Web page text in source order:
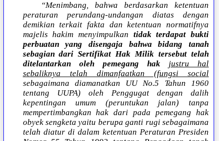
“Menimbang, bahwa berdasarkan ketentuan
peraturan perundang-undangan diatas dengan
demikian terkait fakta dan ketentuan normatifnya
majelis hakim menyimpulkan tidak terdapat bukti
perbuatan yang disengaja bahwa bidang tanah
sebagian dari Sertifikat Hak Milik tersebut telah
ditelantarkan oleh pemegang hak
justru hal
sebaliknya telah dimanfaatkan (fungsi social
sebagaimana diamanatkan UU No.5 Tahun 1960
tentang UUPA) oleh Penggugat dengan dalih
kepentingan umum (peruntukan jalan) tanpa
mempertimbangkan hak dari pada pemegang hak
obyek sengketa yaitu berupa ganti rugi sebagaimana
telah diatur di dalam ketentuan Peraturan Presiden